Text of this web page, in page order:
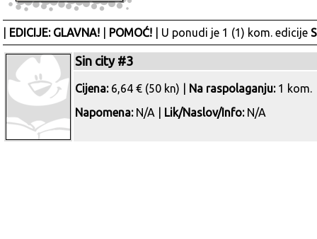
EDICIJE: GLAVNA! POMOĆ! | U ponudi je 1 (1) kom. edicije
Sin city #3
Cijena:6,64 € (50 kn) | Na raspolaganju:1 kom.
Napomena:N/A | Lik/Naslov/Info:N/A